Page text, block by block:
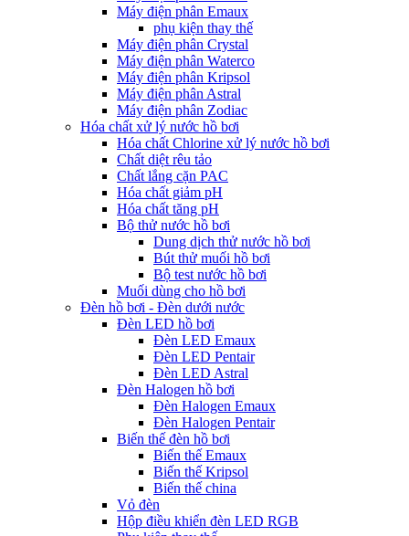
Máy điện phân Emaux
phụ kiện thay thế
Máy điện phân Crystal
Máy điện phân Waterco
Máy điện phân Kripsol
Máy điện phân Astral
Máy điện phân Zodiac
Hóa chất xử lý nước hồ bơi
Hóa chất Chlorine xử lý nước hồ bơi
Chất diệt rêu tảo
Chất lắng cặn PAC
Hóa chất giảm pH
Hóa chất tăng pH
Bộ thử nước hồ bơi
Dung dịch thử nước hồ bơi
Bút thử muối hồ bơi
Bộ test nước hồ bơi
Muối dùng cho hồ bơi
Đèn hồ bơi - Đèn dưới nước
Đèn LED hồ bơi
Đèn LED Emaux
Đèn LED Pentair
Đèn LED Astral
Đèn Halogen hồ bơi
Đèn Halogen Emaux
Đèn Halogen Pentair
Biến thế đèn hồ bơi
Biến thế Emaux
Biến thế Kripsol
Biến thế china
Vỏ đèn
Hộp điều khiển đèn LED RGB